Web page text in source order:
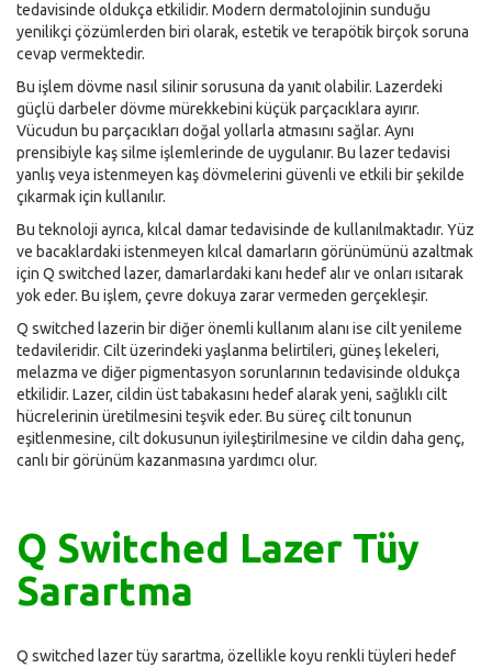
tedavisinde oldukça etkilidir. Modern dermatolojinin sunduğu
yenilikçi çözümlerden biri olarak, estetik ve terapötik birçok soruna
cevap vermektedir.
Bu işlem dövme nasıl silinir sorusuna da yanıt olabilir. Lazerdeki
güçlü darbeler dövme mürekkebini küçük parçacıklara ayırır.
Vücudun bu parçacıkları doğal yollarla atmasını sağlar. Aynı
prensibiyle kaş silme işlemlerinde de uygulanır. Bu lazer tedavisi
yanlış veya istenmeyen kaş dövmelerini güvenli ve etkili bir şekilde
çıkarmak için kullanılır.
Bu teknoloji ayrıca, kılcal damar tedavisinde de kullanılmaktadır. Yüz
ve bacaklardaki istenmeyen kılcal damarların görünümünü azaltmak
için Q switched lazer, damarlardaki kanı hedef alır ve onları ısıtarak
yok eder. Bu işlem, çevre dokuya zarar vermeden gerçekleşir.
Q switched lazerin bir diğer önemli kullanım alanı ise cilt yenileme
tedavileridir. Cilt üzerindeki yaşlanma belirtileri, güneş lekeleri,
melazma ve diğer pigmentasyon sorunlarının tedavisinde oldukça
etkilidir. Lazer, cildin üst tabakasını hedef alarak yeni, sağlıklı cilt
hücrelerinin üretilmesini teşvik eder. Bu süreç cilt tonunun
eşitlenmesine, cilt dokusunun iyileştirilmesine ve cildin daha genç,
canlı bir görünüm kazanmasına yardımcı olur.
Q Switched Lazer Tüy
Sarartma
Q switched lazer tüy sarartma, özellikle koyu renkli tüyleri hedef